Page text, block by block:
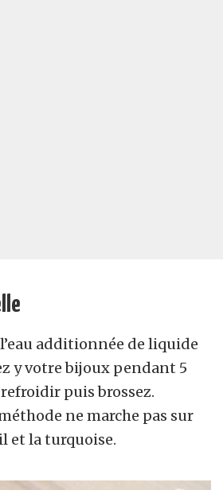
additionnée de liquide
y votre bijoux pendant 5
puis brossez.
ne marche pas sur
et la turquoise.